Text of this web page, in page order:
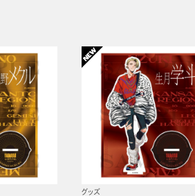
グッズ